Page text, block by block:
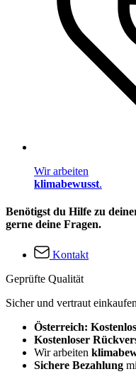
Wir arbeiten
klimabewusst.
Benötigst du Hilfe zu
gerne deine Fragen.
Kontakt
Geprüfte Qualität
Sicher und vertraut einkaufen
Österreich:
Kostenloser
Wir arbeiten
Sichere Bezahlung